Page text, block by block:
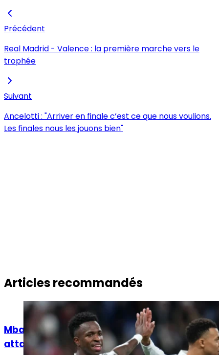
Précédent
Real Madrid - Valence : la première marche vers le
trophée
Suivant
Ancelotti : "Arriver en finale c’est ce que nous voulions.
Les finales nous les jouons bien"
Articles recommandés
Actualités
Mbappé, Vinicius Jr, Diomandé : quelle
attaque pour le Real Madrid ?